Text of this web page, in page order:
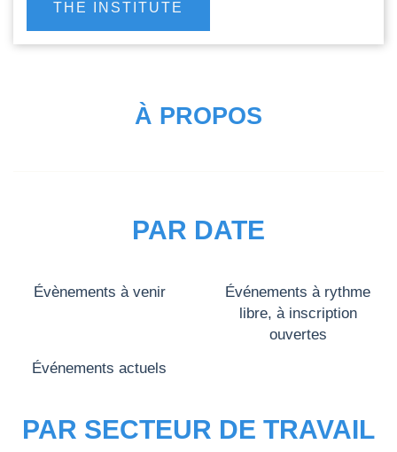
THE INSTITUTE
À PROPOS
PAR DATE
Évènements à venir
Événements à rythme
libre, à inscription
ouvertes
Événements actuels
PAR SECTEUR DE TRAVAIL